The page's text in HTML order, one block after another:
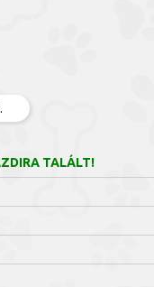
TALÁLT!